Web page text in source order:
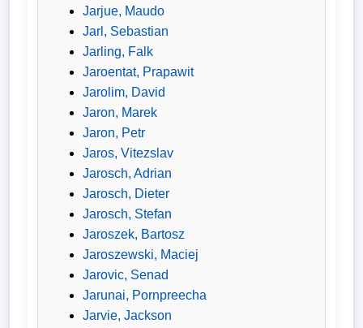
Jarjue, Maudo
Jarl, Sebastian
Jarling, Falk
Jaroentat, Prapawit
Jarolim, David
Jaron, Marek
Jaron, Petr
Jaros, Vitezslav
Jarosch, Adrian
Jarosch, Dieter
Jarosch, Stefan
Jaroszek, Bartosz
Jaroszewski, Maciej
Jarovic, Senad
Jarunai, Pornpreecha
Jarvie, Jackson